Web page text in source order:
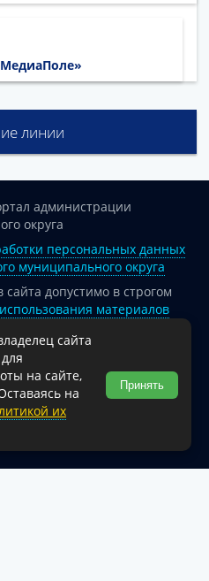
линии
администрации
округа
персональных данных
муниципального округа
допустимо в строгом
материалов
информации ссылка
обязательна
интернет-портал
муниципального округа.
сайта
для
на сайте,
на
их
Принять